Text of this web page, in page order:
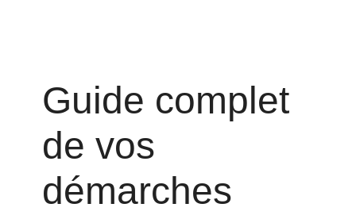
Guide complet
de vos
démarches